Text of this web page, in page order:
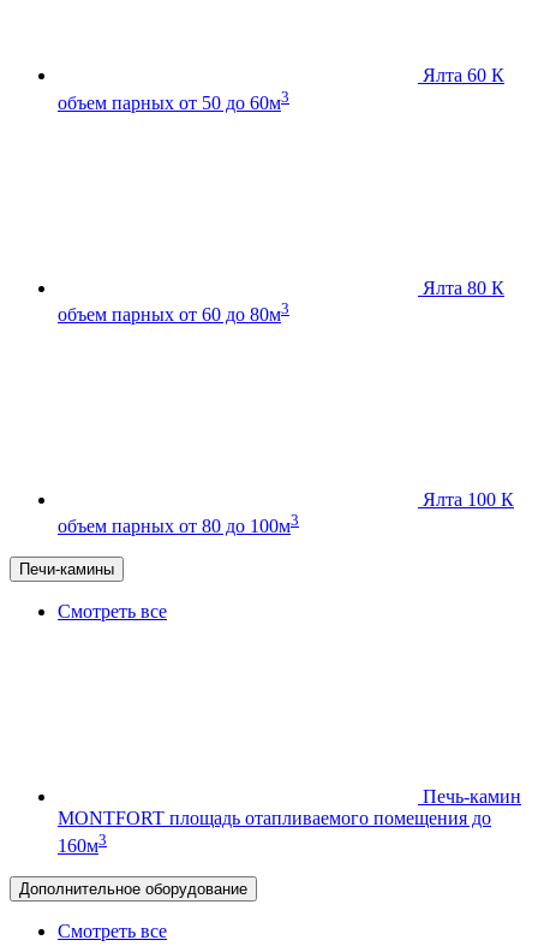
Ялта 60 К
объем парных от 50 до 60м3
Ялта 80 К
объем парных от 60 до 80м3
Ялта 100 К
объем парных от 80 до 100м3
Печи-камины
Смотреть все
Печь-камин
MONTFORT площадь отапливаемого помещения до
160м3
Дополнительное оборудование
Смотреть все